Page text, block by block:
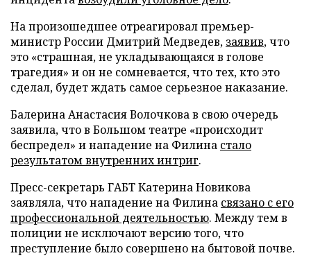
На произошедшее отреагировал премьер-
министр России Дмитрий Медведев, заявив, что
это «страшная, не укладывающаяся в голове
трагедия» и он не сомневается, что тех, кто это
сделал, будет ждать самое серьезное наказание.
Балерина Анастасия Волочкова в свою очередь
заявила, что в Большом театре «происходит
беспредел» и нападение на Филина стало
результатом внутренних интриг.
Пресс-секретарь ГАБТ Катерина Новикова
заявляла, что нападение на Филина связано с его
профессиональной деятельностью. Между тем в
полиции не исключают версию того, что
преступление было совершено на бытовой почве.